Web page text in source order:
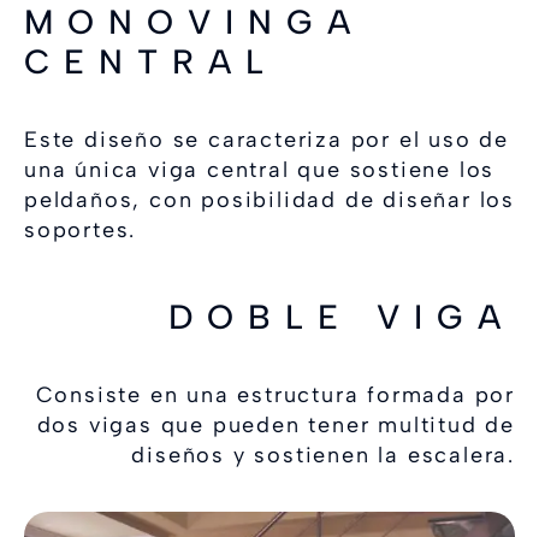
MONOVINGA
CENTRAL
Este diseño se caracteriza por el uso de
una única viga central que sostiene los
peldaños, con posibilidad de diseñar los
soportes.
DOBLE VIGA
Consiste en una estructura formada por
dos vigas que pueden tener multitud de
diseños y sostienen la escalera.